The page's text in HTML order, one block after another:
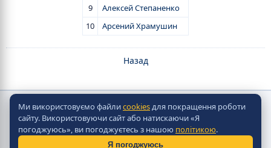
9
Алексей Степаненко
10
Арсений Храмушин
Назад
Copyright © Скорпіон Настольно-хокейні системи
Разработка сайта -
Ми використовуємо файлиcookiesдля покращення роботи
сайту. Використовуючи сайт або натискаючи «Я
погоджуюсь», ви погоджуєтесь з нашою політикою.
Я погоджуюсь